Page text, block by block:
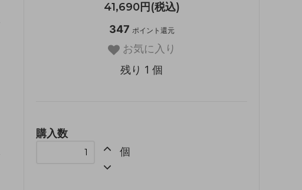
41,690円(税込)
347 ポイント還元
お気に入り
残り 1 個
購入数
個